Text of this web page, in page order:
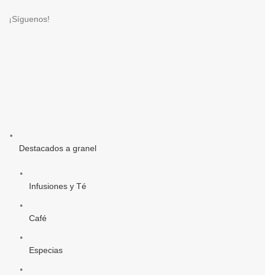
¡Síguenos!
Destacados a granel
Infusiones y Té
Café
Especias